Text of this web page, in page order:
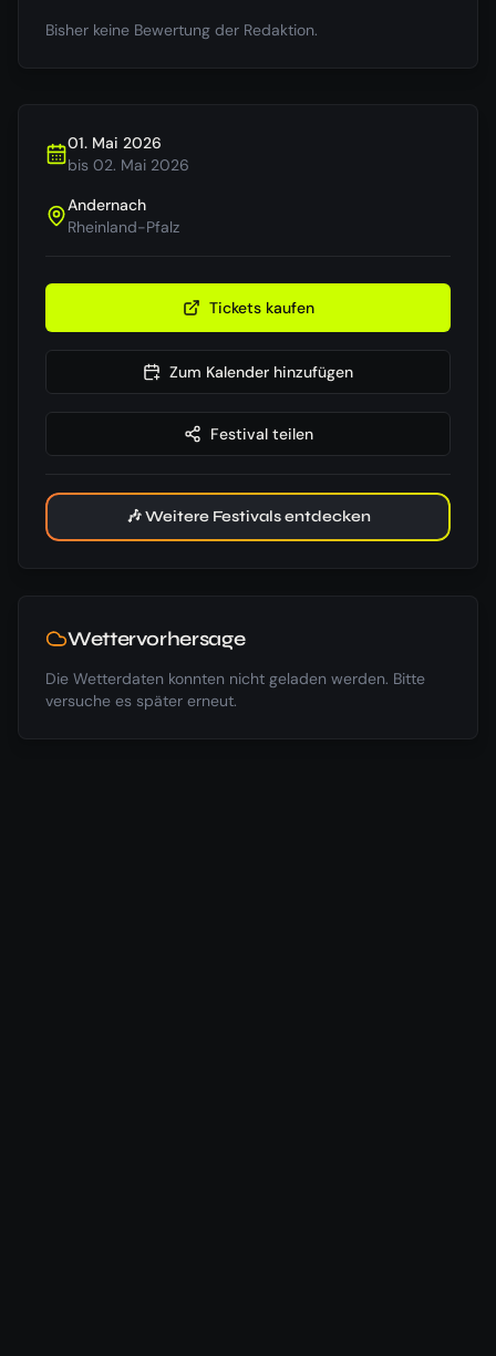
Bisher keine Bewertung der Redaktion.
01. Mai 2026
bis 02. Mai 2026
Andernach
Rheinland-Pfalz
Tickets kaufen
Zum Kalender hinzufügen
Festival teilen
🎶 Weitere Festivals entdecken
Wettervorhersage
Die Wetterdaten konnten nicht geladen werden. Bitte
versuche es später erneut.